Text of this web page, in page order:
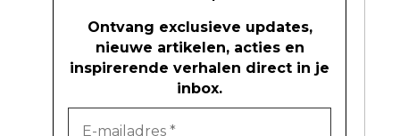
Ontvang exclusieve updates,
nieuwe artikelen, acties en
inspirerende verhalen direct in je
inbox.